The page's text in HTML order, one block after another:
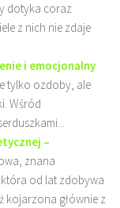
dotyka coraz
z nich nie zdaje
i emocjonalny
tylko ozdoby, ale
Wśród
–
znana
od lat zdobywa
kojarzona głównie z